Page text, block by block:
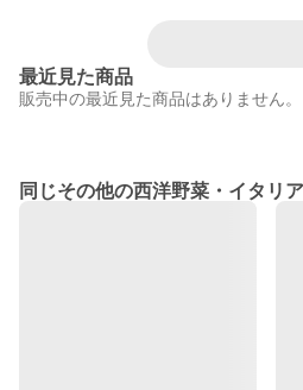
最近見た商品
販売中の最近見た商品はありません。
同じその他の西洋野菜・イタリ